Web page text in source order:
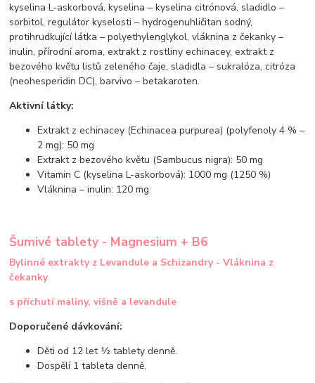
kyselina L-askorbová, kyselina – kyselina citrónová, sladidlo –
sorbitol, regulátor kyselosti – hydrogenuhličitan sodný,
protihrudkující látka – polyethylenglykol, vláknina z čekanky –
inulin, přírodní aroma, extrakt z rostliny echinacey, extrakt z
bezového květu listů zeleného čaje, sladidla – sukralóza, citróza
(neohesperidin DC), barvivo – betakaroten.
Aktivní látky:
Extrakt z echinacey (Echinacea purpurea) (polyfenoly 4 % –
2 mg): 50 mg
Extrakt z bezového květu (Sambucus nigra): 50 mg
Vitamin C (kyselina L-askorbová): 1000 mg (1250 %)
Vláknina – inulin: 120 mg
Šumivé tablety - Magnesium + B6
Bylinné extrakty z Levandule a Schizandry - Vláknina z
čekanky
s příchutí maliny, višně a levandule
Doporučené dávkování:
Děti od 12 let ½ tablety denně.
Dospělí 1 tableta denně.